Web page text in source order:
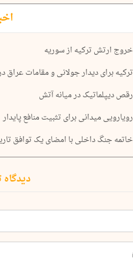
خروج ارتش ترکیه از سوریه
ترکیه برای دیدار جولانی و مقامات عراق
رقص دیپلماتیک در میانه آتش
رویارویی میدانی برای تثبیت منافع پایدار
خاتمه جنگ داخلی با امضای یک توافق
دیدگاه